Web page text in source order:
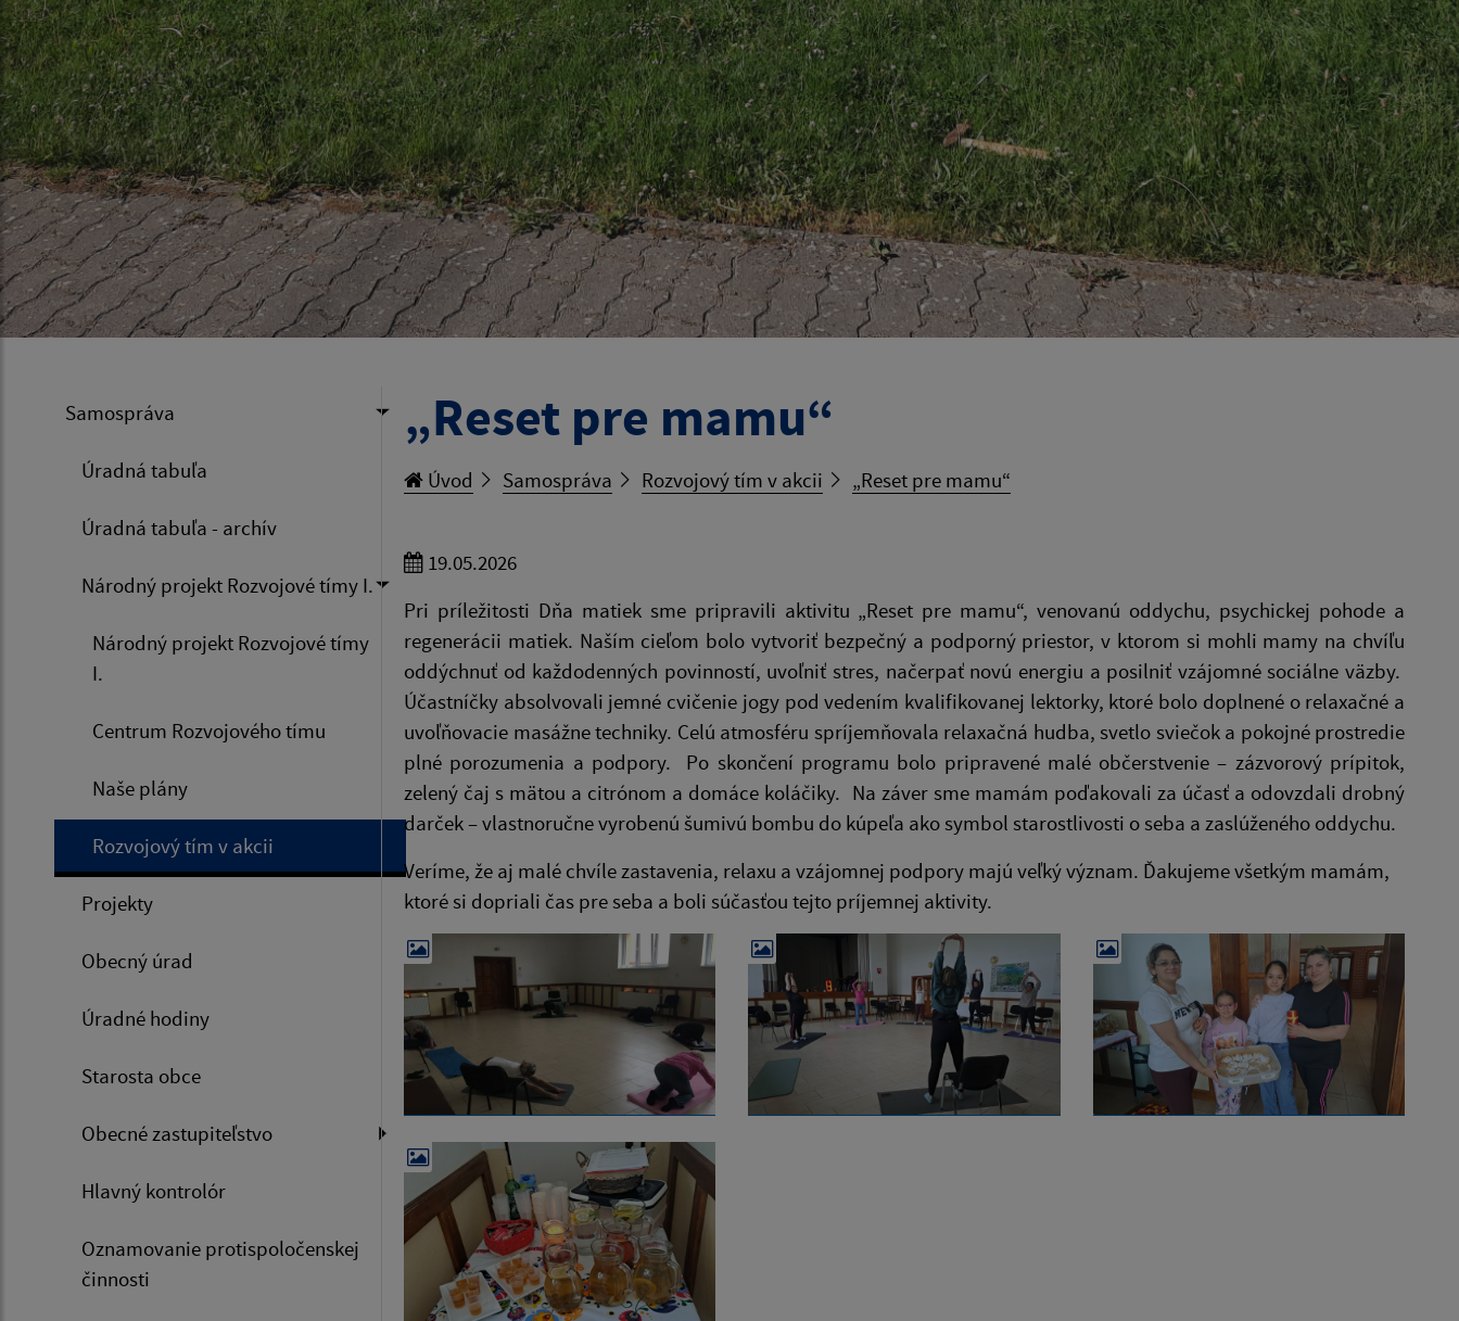
Samospráva
Úradná tabuľa
Úradná tabuľa - archív
Národný projekt Rozvojové tímy I.
Národný projekt Rozvojové tímy
I.
Centrum Rozvojového tímu
Naše plány
Rozvojový tím v akcii
Projekty
Obecný úrad
Úradné hodiny
Starosta obce
Obecné zastupiteľstvo
Hlavný kontrolór
Oznamovanie protispoločenskej
činnosti
„Reset pre mamu“
Úvod Samospráva Rozvojový tím v akcii „Reset pre mamu“
19.05.2026
Pri príležitosti Dňa matiek sme pripravili aktivitu „Reset pre mamu“, venovanú oddychu, psychickej pohode a
regenerácii matiek. Naším cieľom bolo vytvoriť bezpečný a podporný priestor, v ktorom si mohli mamy na chvíľu
oddýchnuť od každodenných povinností, uvoľniť stres, načerpať novú energiu a posilniť vzájomné sociálne väzby.
Účastníčky absolvovali jemné cvičenie jogy pod vedením kvalifikovanej lektorky, ktoré bolo doplnené o relaxačné a
uvoľňovacie masážne techniky. Celú atmosféru spríjemňovala relaxačná hudba, svetlo sviečok a pokojné prostredie
plné porozumenia a podpory. Po skončení programu bolo pripravené malé občerstvenie – zázvorový prípitok,
zelený čaj s mätou a citrónom a domáce koláčiky. Na záver sme mamám poďakovali za účasť a odovzdali drobný
darček – vlastnoručne vyrobenú šumivú bombu do kúpeľa ako symbol starostlivosti o seba a zaslúženého oddychu.
Veríme, že aj malé chvíle zastavenia, relaxu a vzájomnej podpory majú veľký význam. Ďakujeme všetkým mamám,
ktoré si dopriali čas pre seba a boli súčasťou tejto príjemnej aktivity.